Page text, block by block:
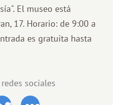
El museo está
17. Horario: de 9:00 a
es gratuita hasta
sociales